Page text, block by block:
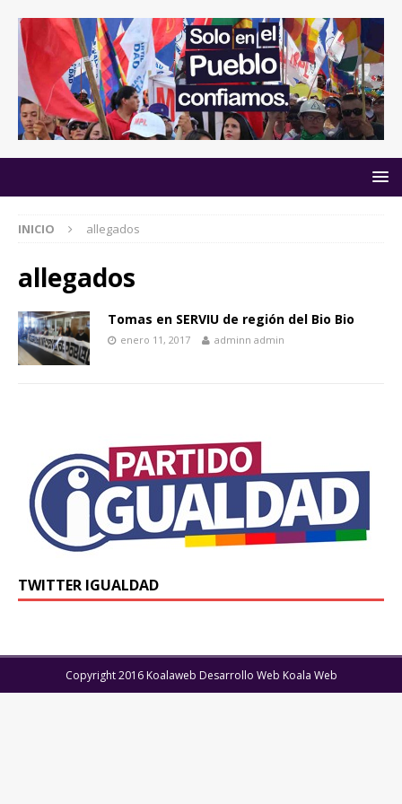
INICIO allegados
allegados
Tomas en SERVIU de región del Bio Bio
enero 11, 2017 adminn admin
TWITTER IGUALDAD
Copyright 2016 Koalaweb Desarrollo Web Koala Web